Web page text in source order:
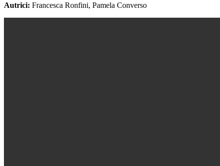
Autrici: Francesca Ronfini, Pamela Converso